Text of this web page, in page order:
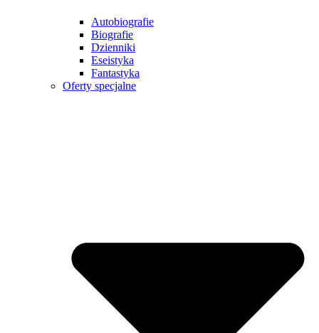
Autobiografie
Biografie
Dzienniki
Eseistyka
Fantastyka
Oferty specjalne